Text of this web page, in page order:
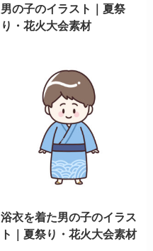
男の子のイラスト｜夏祭
り・花火大会素材
浴衣を着た男の子のイラス
ト｜夏祭り・花火大会素材